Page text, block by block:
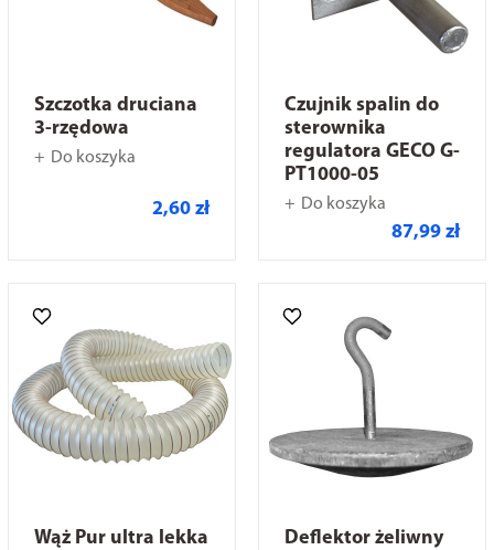
Szczotka druciana
3-rzędowa
Do koszyka
2,60 zł
Czujnik spalin do
sterownika
regulatora GECO G-
PT1000-05
Do koszyka
87,99 zł
Wąż Pur ultra lekka
Deflektor żeliwny